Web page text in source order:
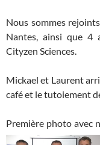
Nous sommes
Nantes, ainsi que 4
Cityzen Sciences.
Mickael et Laurent
café et le tutoiement
Première photo avec